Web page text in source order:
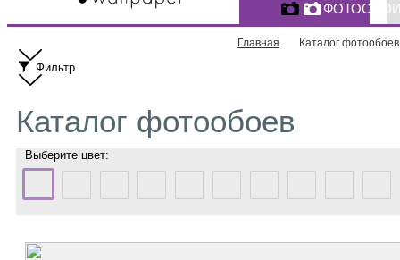
Главная Каталог фотообоев
Фильтр
Каталог фотообоев
Выберите цвет: